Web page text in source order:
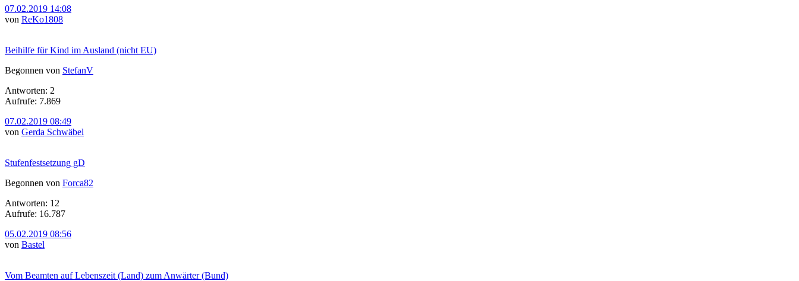
07.02.2019 14:08
von ReKo1808
Beihilfe für Kind im Ausland (nicht EU)
Begonnen von StefanV
Antworten: 2
Aufrufe: 7.869
07.02.2019 08:49
von Gerda Schwäbel
Stufenfestsetzung gD
Begonnen von Forca82
Antworten: 12
Aufrufe: 16.787
05.02.2019 08:56
von Bastel
Vom Beamten auf Lebenszeit (Land) zum Anwärter (Bund)